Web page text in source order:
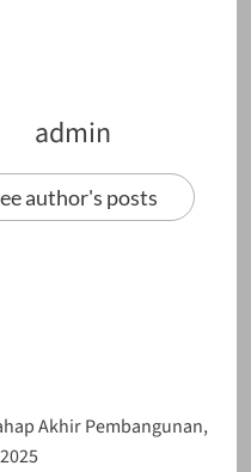
admin
author's posts
Akhir Pembangunan,